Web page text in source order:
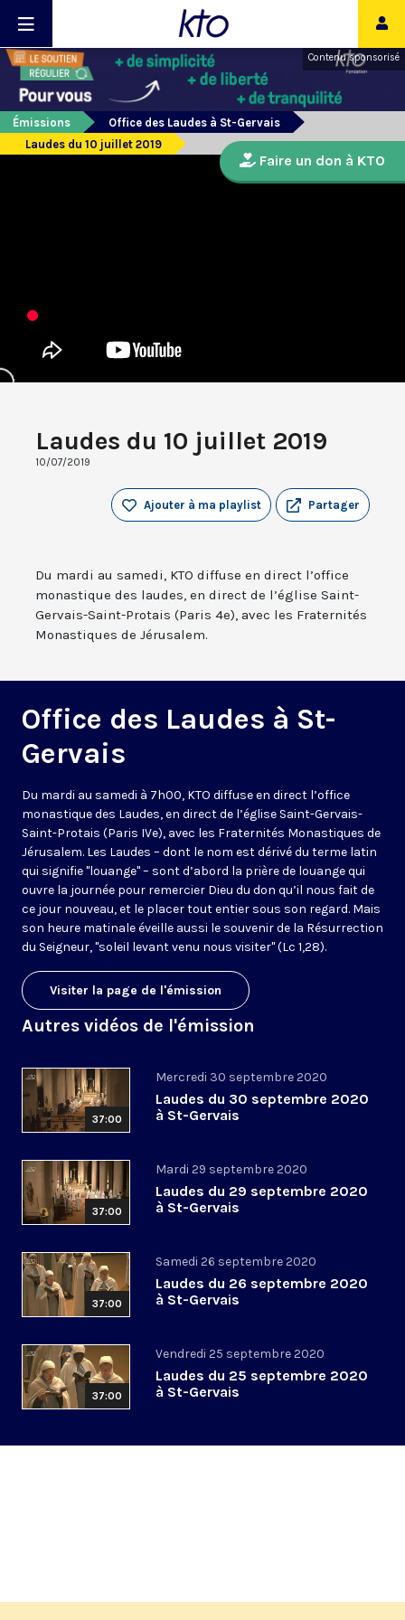
Contenu sponsorisé
Émissions
Office des Laudes à St-Gervais
Laudes du 10 juillet 2019
Laudes du 10 juillet 2019
10/07/2019
Partager
Ajouter à ma playlist
Du mardi au samedi, KTO diffuse en direct l’office
monastique des laudes, en direct de l’église Saint-
Gervais-Saint-Protais (Paris 4e), avec les Fraternités
Monastiques de Jérusalem.
Office des Laudes à St-
Gervais
Du mardi au samedi à 7h00, KTO diffuse en direct l’office
monastique des Laudes, en direct de l’église Saint-Gervais-
Saint-Protais (Paris IVe), avec les Fraternités Monastiques de
Jérusalem. Les Laudes – dont le nom est dérivé du terme latin
qui signifie "louange" – sont d’abord la prière de louange qui
ouvre la journée pour remercier Dieu du don qu’il nous fait de
ce jour nouveau, et le placer tout entier sous son regard. Mais
son heure matinale éveille aussi le souvenir de la Résurrection
du Seigneur, "soleil levant venu nous visiter" (Lc 1,28).
Visiter la page de l'émission
Autres vidéos de l'émission
37:00
Mercredi 30 septembre 2020
Laudes du 30 septembre 2020
à St-Gervais
37:00
Mardi 29 septembre 2020
Laudes du 29 septembre 2020
à St-Gervais
37:00
Samedi 26 septembre 2020
Laudes du 26 septembre 2020
à St-Gervais
37:00
Vendredi 25 septembre 2020
Laudes du 25 septembre 2020
à St-Gervais
Faire un don à KTO